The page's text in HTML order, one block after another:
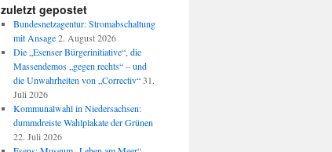
zuletzt gepostet
Bundesnetzagentur: Stromabschaltung
mit Ansage 2. August 2026
Die „Esenser Bürgerinitiative“, die
Massendemos „gegen rechts“ – und
die Unwahrheiten von „Correctiv“ 31.
Juli 2026
Kommunalwahl in Niedersachsen:
dummdreiste Wahlplakate der Grünen
22. Juli 2026